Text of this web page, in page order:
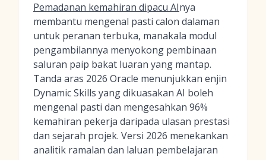
Pemadanan kemahiran dipacu AInya
membantu mengenal pasti calon dalaman
untuk peranan terbuka, manakala modul
pengambilannya menyokong pembinaan
saluran paip bakat luaran yang mantap.
Tanda aras 2026 Oracle menunjukkan enjin
Dynamic Skills yang dikuasakan AI boleh
mengenal pasti dan mengesahkan 96%
kemahiran pekerja daripada ulasan prestasi
dan sejarah projek. Versi 2026 menekankan
analitik ramalan dan laluan pembelajaran